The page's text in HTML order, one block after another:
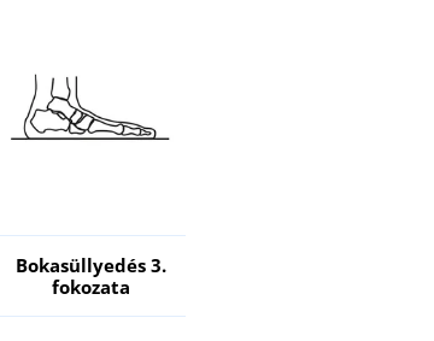
Bokasüllyedés 3.
fokozata